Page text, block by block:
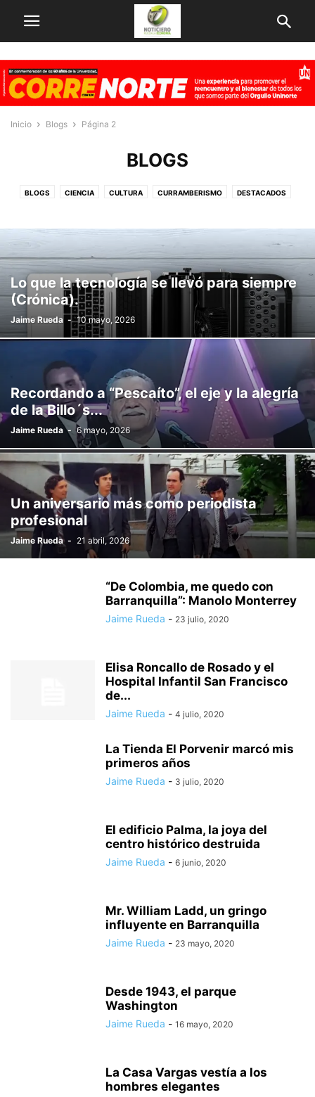
Inicio Blogs Página 2
BLOGS
BLOGS CIENCIA CULTURA CURRAMBERISMO DESTACADOS
FINANZAS GLOBOECONOMIA INNOVACION NOTICIAS
PERSONAJES
VARIEDADES
Lo que la tecnología se llevó para siempre
(Crónica).
Jaime Rueda - 10 mayo, 2026
Recordando a “Pescaíto”, el eje y la alegría
de la Billo´s...
Jaime Rueda - 6 mayo, 2026
Un aniversario más como periodista
profesional
Jaime Rueda - 21 abril, 2026
“De Colombia, me quedo con
Barranquilla”: Manolo Monterrey
Jaime Rueda - 23 julio, 2020
Elisa Roncallo de Rosado y el
Hospital Infantil San Francisco
de...
Jaime Rueda - 4 julio, 2020
La Tienda El Porvenir marcó mis
primeros años
Jaime Rueda - 3 julio, 2020
El edificio Palma, la joya del
centro histórico destruida
Jaime Rueda - 6 junio, 2020
Mr. William Ladd, un gringo
influyente en Barranquilla
Jaime Rueda - 23 mayo, 2020
Desde 1943, el parque
Washington
Jaime Rueda - 16 mayo, 2020
La Casa Vargas vestía a los
hombres elegantes